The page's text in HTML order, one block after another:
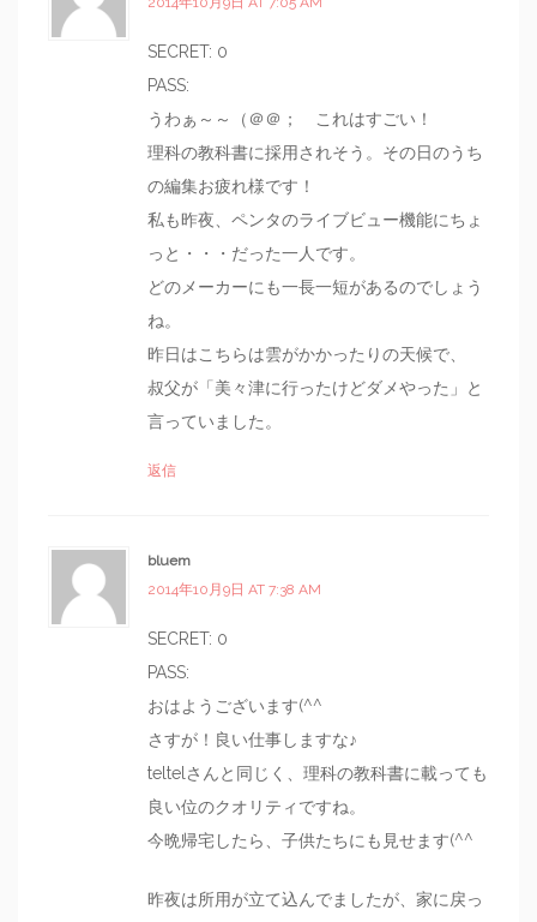
SECRET: 0
PASS:
うわぁ～～（＠＠； これはすごい！
理科の教科書に採用されそう。その日のうち
の編集お疲れ様です！
私も昨夜、ペンタのライブビュー機能にちょ
っと・・・だった一人です。
どのメーカーにも一長一短があるのでしょう
ね。
昨日はこちらは雲がかかったりの天候で、
叔父が「美々津に行ったけどダメやった」と
言っていました。
返信
bluem
2014年10月9日 AT 7:38 AM
SECRET: 0
PASS:
おはようございます(^^
さすが！良い仕事しますな♪
teltelさんと同じく、理科の教科書に載っても
良い位のクオリティですね。
今晩帰宅したら、子供たちにも見せます(^^
昨夜は所用が立て込んでましたが、家に戻っ